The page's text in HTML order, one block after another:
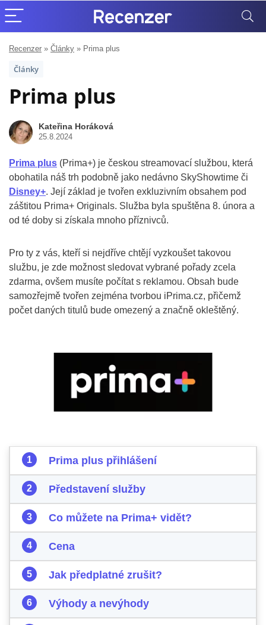
Recenzer » Články » Prima plus
Články
Prima plus
Kateřina Horáková
25.8.2024
Prima plus (Prima+) je českou streamovací službou, která
obohatila náš trh podobně jako nedávno SkyShowtime či
Disney+. Její základ je tvořen exkluzivním obsahem pod
záštitou Prima+ Originals. Služba byla spuštěna 8. února a
od té doby si získala mnoho příznivců.
Pro ty z vás, kteří si nejdříve chtějí vyzkoušet takovou
službu, je zde možnost sledovat vybrané pořady zcela
zdarma, ovšem musíte počítat s reklamou. Obsah bude
samozřejmě tvořen zejména tvorbou iPrima.cz, přičemž
počet daných titulů bude omezený a značně okleštěný.
Prima plus přihlášení
Představení služby
Co můžete na Prima+ vidět?
Cena
Jak předplatné zrušit?
Výhody a nevýhody